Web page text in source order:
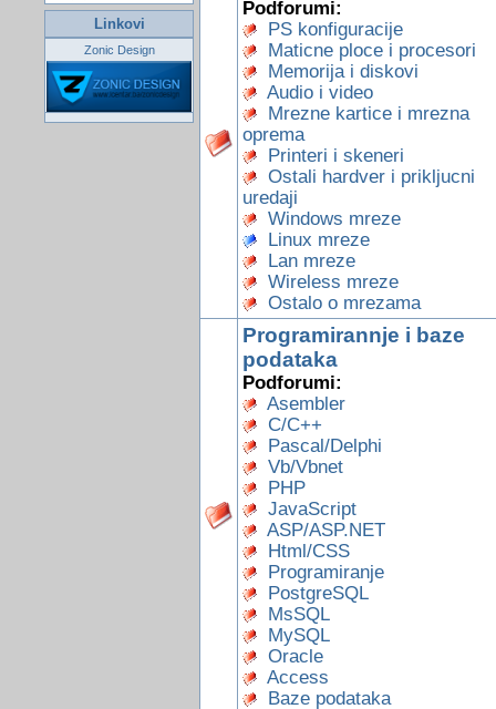
Linkovi
Zonic Design
Podforumi:
PS konfiguracije
Maticne ploce i procesori
Memorija i diskovi
Audio i video
Mrezne kartice i mrezna
oprema
Printeri i skeneri
Ostali hardver i prikljucni
uredaji
Windows mreze
Linux mreze
Lan mreze
Wireless mreze
Ostalo o mrezama
Programirannje i baze
podataka
Podforumi:
Asembler
C/C++
Pascal/Delphi
Vb/Vbnet
PHP
JavaScript
ASP/ASP.NET
Html/CSS
Programiranje
PostgreSQL
MsSQL
MySQL
Oracle
Access
Baze podataka